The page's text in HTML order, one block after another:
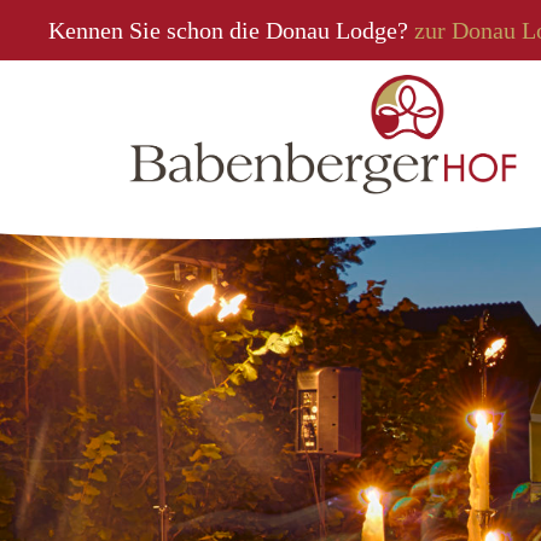
Kennen Sie schon die Donau Lodge? zur Donau